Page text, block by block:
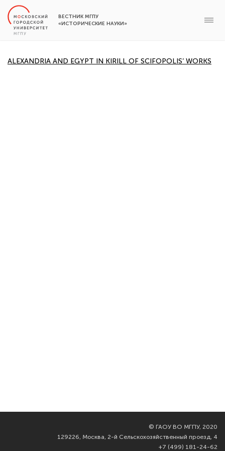
ВЕСТНИК МГПУ
«ИСТОРИЧЕСКИЕ НАУКИ»
ALEXANDRIA AND EGYPT IN KIRILL OF SCIFOPOLIS’ WORKS
© ГАОУ ВО МГПУ, 2020
129226, Москва, 2-й Сельскохозяйственный проезд, 4
+7 (499) 181-24-62